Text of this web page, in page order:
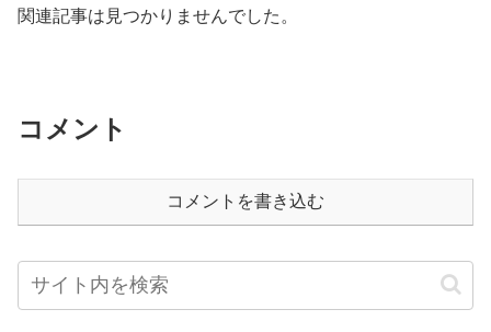
関連記事は見つかりませんでした。
コメント
コメントを書き込む